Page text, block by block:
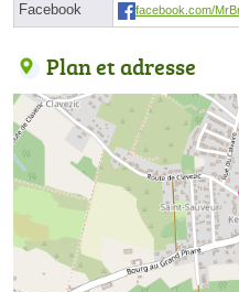
Facebook facebook.com/
Plan et adresse